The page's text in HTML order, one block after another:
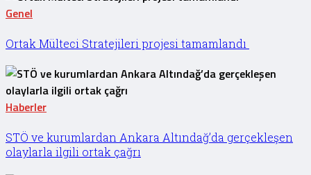
Genel
Ortak Mülteci Stratejileri projesi tamamlandı
Haberler
STÖ ve kurumlardan Ankara Altındağ’da gerçekleşen
olaylarla ilgili ortak çağrı